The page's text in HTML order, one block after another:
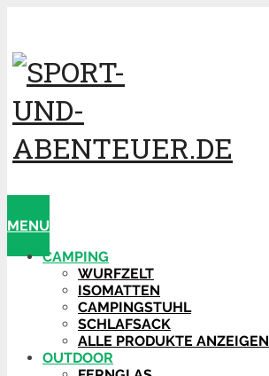
MENU
CAMPING
WURFZELT
ISOMATTEN
CAMPINGSTUHL
SCHLAFSACK
ALLE PRODUKTE ANZEIGEN
OUTDOOR